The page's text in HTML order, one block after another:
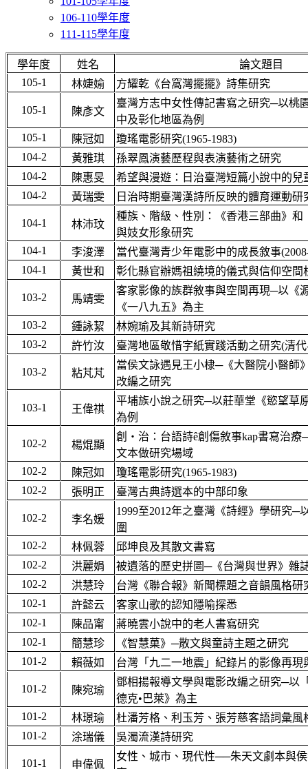
106-110學年度
111-115學年度
學年度 姓名
論文題目
105-1
林婕媮 方耀乾《台窩灣擺擺》詩集研究
105-1 陳彥文
臺灣方志中女性傳記書寫之研究─以桃
中及彰化地區為例
105-1
陳冠如
瓊瑤電影研究(1965-1983)
104-2
黃雅琪
孫翠鳳演藝歷程與表演藝術之研究
104-2
陳惠旻
希望與漫遊：日治臺灣短篇小說中的兒
104-2
黃瑞雯 日治時期臺灣漢詩所反映的體育運動研
104-1 林沛玟
種族、階級、性別：《香港三部曲》和
與妓女形象研究
104-1
李浚澤
當代臺灣青少年電影中的成長敘事
104-1
黃世和 彰化縣官辦媽祖繞境的儀式與信仰空間
103-2 馬靖雯
客家影像的族群敘事與空間再現─以《
《一八九五》為主
103-2
鍾詠絜
林婉瑜及其新詩研究
103-2
許竹汝 臺灣地區敬惜字紙實踐活動之研究(清
103-2 粘芃芃
當侯文詠遇見王小棣─《大醫院小醫師
改編之研究
103-1 王偉祺
平埔族小說之研究─以莊華堂《慾望草
為例
102-2 楊焜顯
創‧治：台語詩ê創傷敘事kap書寫治療
文本做研究場域
102-2
陳冠如
瓊瑤電影研究(1965-1983)
102-2
張明正 臺灣古典詩選本的中部印象
102-2 李名媛
1999至2012年之臺灣《詩經》學研究─
圍
102-2
林佩蓉
邱坤良及其散文書寫
102-2
洪麗娟
被遺落的歷史拼圖─《台灣與世界》雜
102-2
洪慧玲
台灣《聯合報》新聞標題之音韻風格研
102-1
許懿云
客家山歌的認知隱喻探悉
102-1
陳品甯
蔣曉雲小說中的老人書寫研究
102-1
簡慧珍
《智慧菓》─散文與童詩主題之研究
101-2
賴薇如 台灣「九二一地震」紀錄片的影像再現
101-2 陳宛瑜
鄧相揚報導文學與電影改編之研究─以
德克•巴萊》為主
101-2
林璟瑜
杜潘芳格、利玉芳、張芳慈客語詞彙風
101-2
涂瑞儀 吳濁流漢詩研究
101-1 申偉佩
女性、城市、現代性──朱天文劇本與